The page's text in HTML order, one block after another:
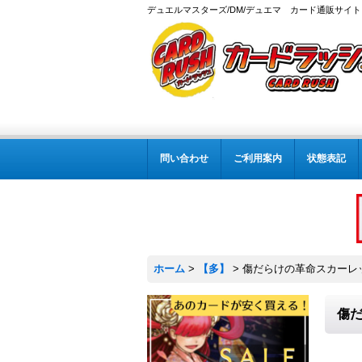
デュエルマスターズ/DM/デュエマ カード通販サイト
問い合わせ ご利用案内 状態表記
ホーム > 【多】 > 傷だらけの革命スカーレ
傷